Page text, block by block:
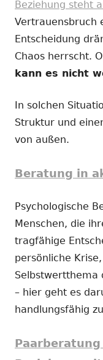
Beziehung steht
Vertrauensbruch
Entscheidung
Chaos herrscht.
kann es nicht
In solchen
Struktur und
von außen.
Beratung in
Psychologische
Menschen, die
tragfähige
persönliche
Selbstwertthema
– hier geht es
handlungsfähig